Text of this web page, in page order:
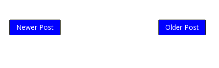
Newer Post Older Post